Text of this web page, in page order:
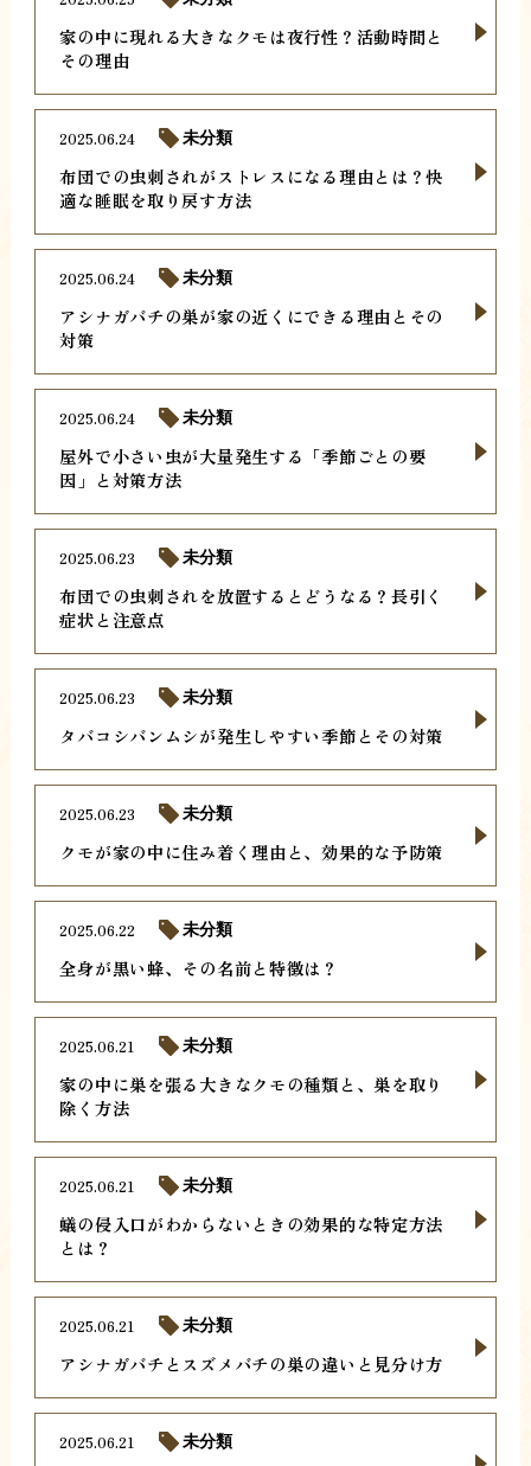
家の中に現れる大きなクモは夜行性？活動時間と
その理由
布団での虫刺されがストレスになる理由とは？快
適な睡眠を取り戻す方法
2025.06.24 未分類
アシナガバチの巣が家の近くにできる理由とその
対策
2025.06.24 未分類
屋外で小さい虫が大量発生する「季節ごとの要
因」と対策方法
2025.06.24 未分類
布団での虫刺されを放置するとどうなる？長引く
症状と注意点
2025.06.23 未分類
タバコシバンムシが発生しやすい季節とその対策
2025.06.23 未分類
クモが家の中に住み着く理由と、効果的な予防策
2025.06.23 未分類
全身が黒い蜂、その名前と特徴は？
2025.06.22 未分類
家の中に巣を張る大きなクモの種類と、巣を取り
除く方法
2025.06.21 未分類
蟻の侵入口がわからないときの効果的な特定方法
とは？
2025.06.21 未分類
アシナガバチとスズメバチの巣の違いと見分け方
2025.06.21 未分類
2025.06.21 未分類